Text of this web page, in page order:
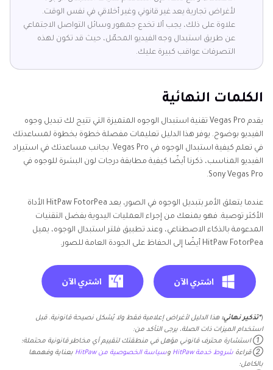
لأغراض تجارية يعد غير قانوني وغير أخلاقي في نفس الوقت.
علاوة على ذلك، يجب ألا تخدع جمهور وسائل التواصل الاجتماعي
عن طريق استبدال وجه الفيديو المحمّل، حيث قد تكون لهذه
التصرفات عواقب كبيرة عليك.
الكلمات النهائية
يقدم Vegas Pro تقنية استبدال الوجوه المتميزة التي تتيح لك تبديل وجوه
الفيديو بوضوح. يوفر هذا الدليل تعليمات مفصلة خطوة بخطوة لمساعدتك
في تعلم كيفية استبدال الوجوه في Vegas Pro. بجانب مساعدتك في استيراد
الفيديو المناسب، ذكرنا أيضًا كيفية مطابقة درجات لون البشرة للوجوه في
Sony Vegas Pro.
عندما يتعلق الأمر بتبديل الوجوه في الصور، يعد HitPaw FotorPea الأداة
الأكثر توصية. فهو يمنعك من إجراء العمليات اليدوية بفضل التقنيات
المدعومة بالذكاء الاصطناعي، وعند تطبيق فلتر استبدال الوجوه، يميل
HitPaw FotorPea أيضًا إلى الحفاظ على الجودة العامة للصور.
(*تذكير نهائي: هذا الدليل لأغراض إعلامية فقط ولا يُشكل نصيحة قانونية. قبل
استخدام الميزات ذات الصلة، يرجى التأكد من:
① استشارة محترف قانوني مؤهل في منطقتك لتقييم أي مخاطر قانونية محتملة؛
② قراءة شروط خدمة HitPaw وسياسة الخصوصية من HitPaw
بعناية وفهمها
بالكامل؛